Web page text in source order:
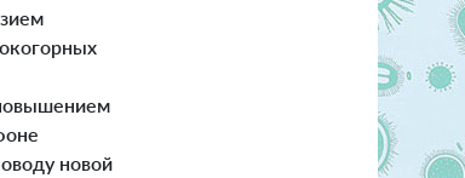
новой